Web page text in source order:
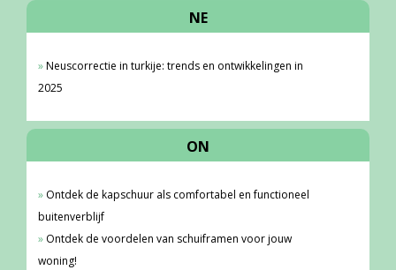
NE
Neuscorrectie in turkije: trends en ontwikkelingen in
2025
ON
Ontdek de kapschuur als comfortabel en functioneel
buitenverblijf
Ontdek de voordelen van schuiframen voor jouw
woning!